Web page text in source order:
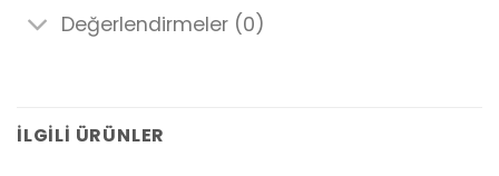
Değerlendirmeler (0)
İLGILI ÜRÜNLER